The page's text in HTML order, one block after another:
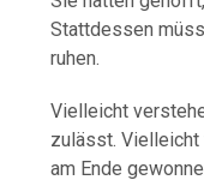
Stattdessen
ruhen.
Vielleicht
zulässt. Vielleicht
am Ende